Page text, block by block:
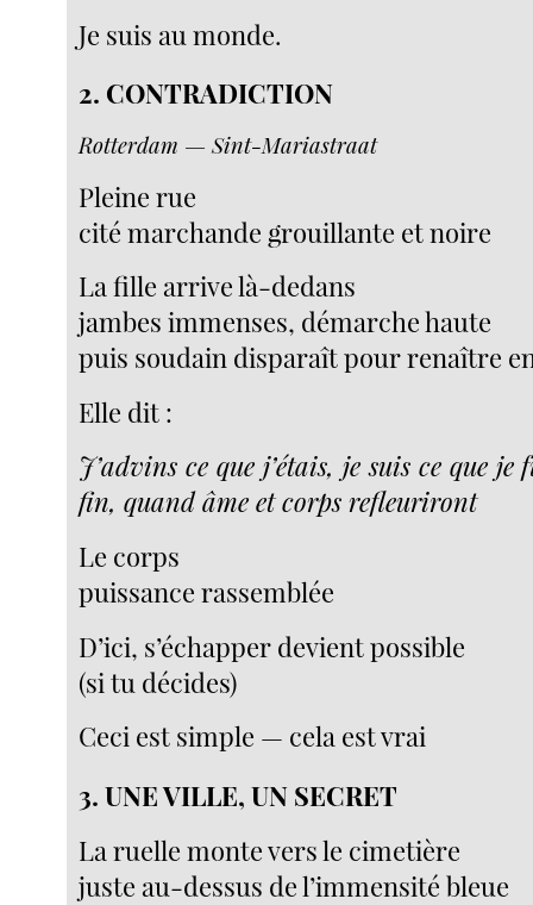
Je suis au monde.
2. CONTRADICTION
Rotterdam — Sint-Mariastraat
Pleine rue
cité marchande grouillante et noire
La fille arrive là-dedans
jambes immenses, démarche haute
puis soudain disparaît pour renaître
Elle dit :
J’advins ce que j’étais, je suis ce que je
fin, quand âme et corps refleuriront
Le corps
puissance rassemblée
D’ici, s’échapper devient possible
(si tu décides)
Ceci est simple — cela est vrai
3. UNE VILLE, UN SECRET
La ruelle monte vers le cimetière
juste au-dessus de l’immensité bleue